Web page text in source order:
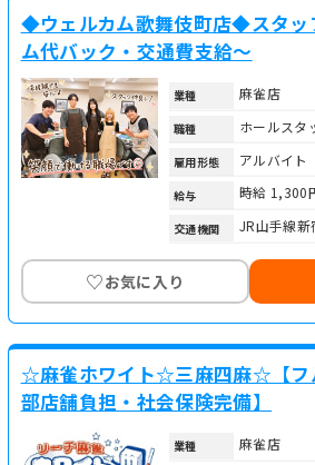
◆ウェルカム歌舞伎町店◆スタッ
ム代バック・交通費支給～
業種 麻雀店
職種 ホールスタ
雇用形態 アルバイト
給与 時給 1,300
交通機関 JR山手線
♡お気に入り
☆麻雀ホワイト☆三麻四麻☆【フ
部店舗負担・社会保険完備】
業種 麻雀店